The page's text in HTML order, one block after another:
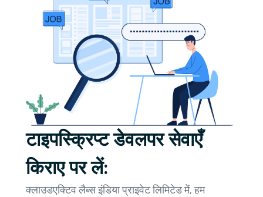
टाइपस्क्रिप्ट डेवलपर सेवाएँ
किराए पर लें:
क्लाउडएक्टिव लैब्स इंडिया प्राइवेट लिमिटेड में, हम